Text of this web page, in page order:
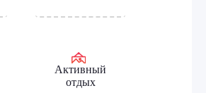
Активный
отдых